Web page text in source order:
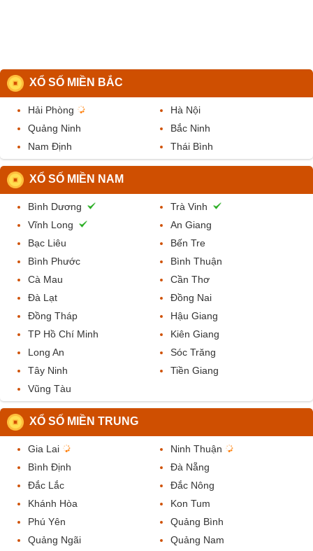
XỔ SỐ MIỀN BẮC
Hải Phòng
Hà Nội
Quảng Ninh
Bắc Ninh
Nam Định
Thái Bình
XỔ SỐ MIỀN NAM
Bình Dương
Trà Vinh
Vĩnh Long
An Giang
Bạc Liêu
Bến Tre
Bình Phước
Bình Thuận
Cà Mau
Cần Thơ
Đà Lạt
Đồng Nai
Đồng Tháp
Hậu Giang
TP Hồ Chí Minh
Kiên Giang
Long An
Sóc Trăng
Tây Ninh
Tiền Giang
Vũng Tàu
XỔ SỐ MIỀN TRUNG
Gia Lai
Ninh Thuận
Bình Định
Đà Nẵng
Đắc Lắc
Đắc Nông
Khánh Hòa
Kon Tum
Phú Yên
Quảng Bình
Quảng Ngãi
Quảng Nam